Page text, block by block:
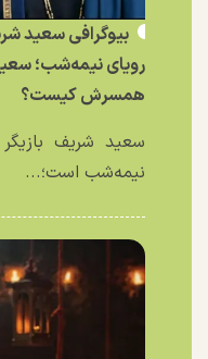
بیوگرافی سعید
رویای نیمه‌شب؛
همسرش کیست؟
سعید شریف
نیمه‌شب است؛...